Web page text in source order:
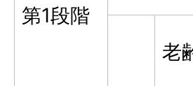
第1段階
老